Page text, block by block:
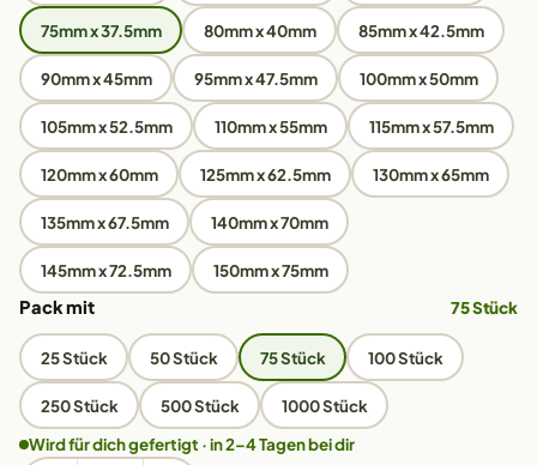
75mm x 37.5mm 80mm x 40mm 85mm x 42.5mm
90mm x 45mm 95mm x 47.5mm 100mm x 50mm
105mm x 52.5mm 110mm x 55mm 115mm x 57.5mm
120mm x 60mm 125mm x 62.5mm 130mm x 65mm
135mm x 67.5mm 140mm x 70mm
145mm x 72.5mm 150mm x 75mm
Pack mit 75 Stück
25 Stück 50 Stück 75 Stück 100 Stück
250 Stück 500 Stück
1000 Stück
Wird für dich gefertigt · in 2–4 Tagen bei dir